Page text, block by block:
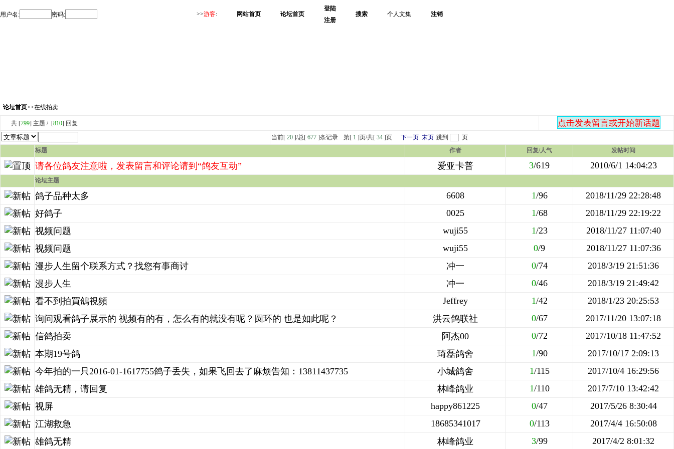
用户名: 密码: >>游客: 网站首页 论坛首页
登陆
注册
搜索 个人文集 注销
论坛首页>>在线拍卖
共 [799] 主题 / [810] 回复
当前[ 20 ]/总[ 677 ]条记录 第[ 1 ]页/共[ 34 ]页 下一页 末页 跳到
页
标题
作者 回复/人气 发帖时间
请各位鸽友注意啦，发表留言和评论请到“鸽友互动” 爱亚卡普 3/619 2010/6/1 14:04:23
论坛主题
鸽子品种太多 6608 1/96
2018/11/29 22:28:48
好鸽子
0025 1/68
2018/11/29 22:19:22
视频问题
wuji55 1/23
2018/11/27 11:07:40
视频问题
wuji55 0/9
2018/11/27 11:07:36
漫步人生留个联系方式？找您有事商讨
冲一 0/74
2018/3/19 21:51:36
漫步人生
冲一 0/46
2018/3/19 21:49:42
看不到拍買鴿視頻
Jeffrey 1/42
2018/1/23 20:25:53
询问观看鸽子展示的 视频有的有，怎么有的就没有呢？圆环的 也是如此呢？
洪云鸽联社 0/67
2017/11/20 13:07:18
信鸽拍卖
阿杰00 0/72
2017/10/18 11:47:52
本期19号鸽
琦磊鸽舍 1/90
2017/10/17 2:09:13
今年拍的一只2016-01-1617755鸽子丢失，如果飞回去了麻烦告知：13811437735
小城鸽舍 1/115
2017/10/4 16:29:56
雄鸽无精，请回复
林峰鸽业 1/110
2017/7/10 13:42:42
视屏
happy861225 0/47
2017/5/26 8:30:44
江湖救急
18685341017 0/113
2017/4/4 16:50:08
雄鸽无精
林峰鸽业 3/99 2017/4/2 8:01:32